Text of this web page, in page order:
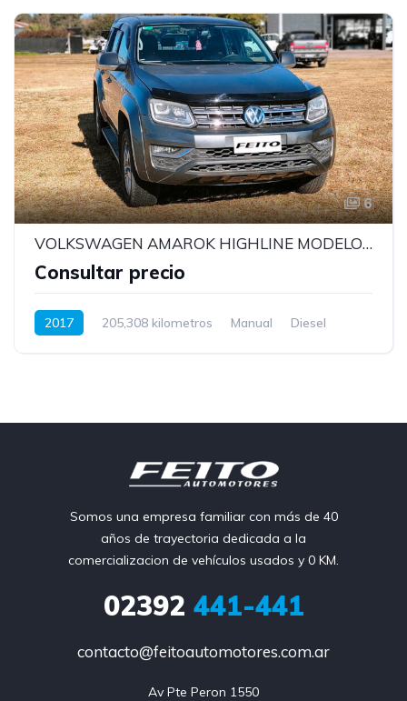
6
VOLKSWAGEN AMAROK HIGHLINE MODELO 2017
Consultar precio
2017 205,308 kilometros Manual Diesel
Somos una empresa familiar con más de 40
años de trayectoria dedicada a la
comercializacion de vehículos usados y 0 KM.
02392 441-441
contacto@feitoautomotores.com.ar
Av Pte Peron 1550